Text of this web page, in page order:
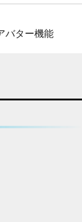
バター機能